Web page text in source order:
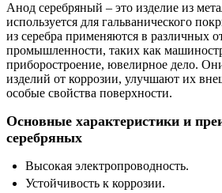
Анод серебряный – это изделие из
используется для гальванического
из серебра применяются в различных
промышленности, таких как
приборостроение, ювелирное дело.
изделий от коррозии, улучшают их
особые свойства поверхности.
Основные характеристики и
серебряных
Высокая электропроводность.
Устойчивость к коррозии.